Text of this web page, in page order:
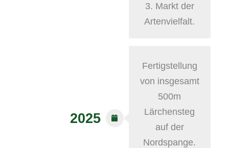
3. Markt der
Artenvielfalt.
Fertigstellung
von insgesamt
500m
Lärchensteg
auf der
Nordspange.
2025